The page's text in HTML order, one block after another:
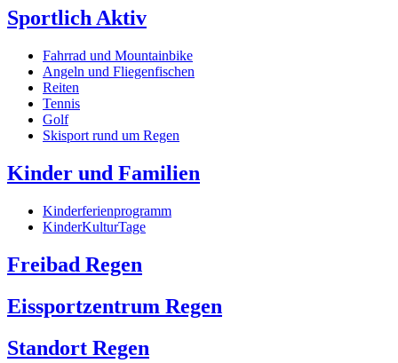
Sportlich Aktiv
Fahrrad und Mountainbike
Angeln und Fliegenfischen
Reiten
Tennis
Golf
Skisport rund um Regen
Kinder und Familien
Kinderferienprogramm
KinderKulturTage
Freibad Regen
Eissportzentrum Regen
Standort Regen